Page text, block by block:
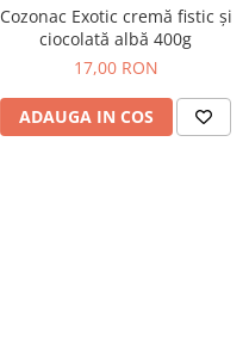
Cozonac Exotic cremă fistic și
ciocolată albă 400g
17,00 RON
ADAUGA IN COS